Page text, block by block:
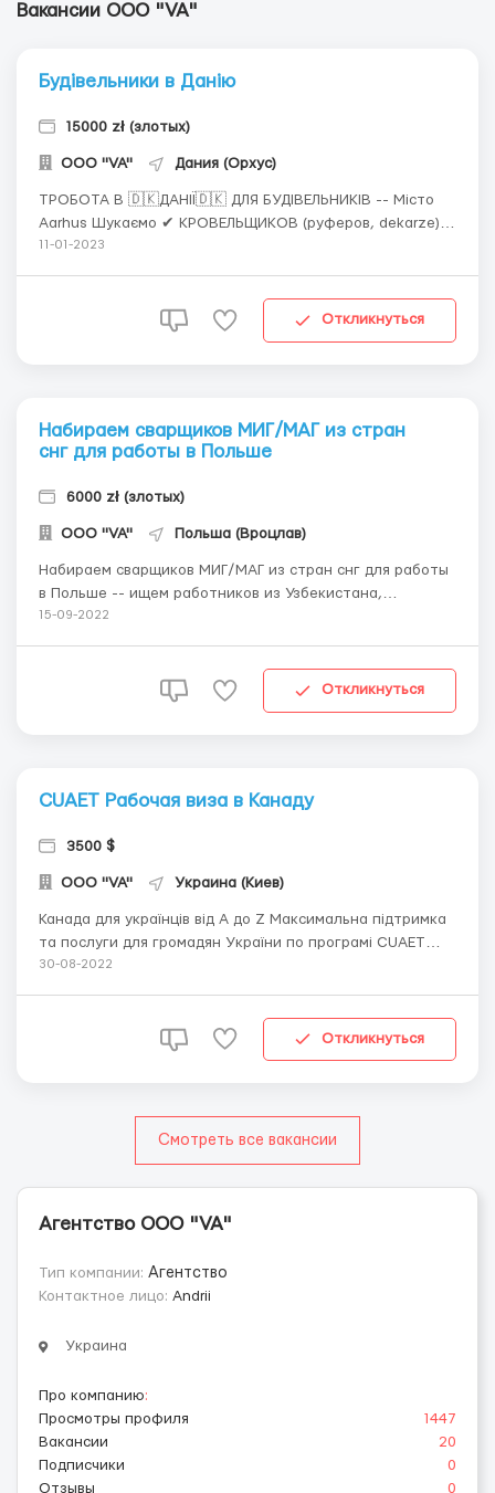
Вакансии ООО "VA"
Будівельники в Данію
15000 zł (злотых)
ООО "VA" Дания (Орхус)
ТРОБОТА В 🇩🇰ДАНІЇ🇩🇰 ДЛЯ БУДІВЕЛЬНИКІВ -- Місто
Aarhus Шукаємо ✔ КРОВЕЛЬЩИКОВ (руферов, dekarze)
✔ КАМЕНЩИК (Murarze -klinkier) ✔ПЛИТОЧНИК
⚡СТАВКА⚡ --на старт 90-120dkk/година (55...
11-01-2023
Откликнуться
Набираем сварщиков МИГ/МАГ из стран
снг для работы в Польше
6000 zł (злотых)
ООО "VA" Польша (Вроцлав)
Набираем сварщиков МИГ/МАГ из стран снг для работы
в Польше -- ищем работников из Узбекистана,
Азербайджана, Таджикистана, Казахстана --
рабочей визы Требования -- сертификат сварщика л...
15-09-2022
Откликнуться
CUAET Рабочая виза в Канаду
3500 $
ООО "VA" Украина (Киев)
Канада для українців від A до Z Максимальна підтримка
та послуги для громадян України по програмі CUAET
НАША КОМПАНИЯ ДОПОГАЄ -- створити особистий
-- інструкції по отриманню...
30-08-2022
Откликнуться
Смотреть все вакансии
Агентство ООО "VA"
Тип компании: Агентство
Контактное лицо: Andrii
Украина
Про компанию:
Просмотры профиля
1447
Вакансии
20
Подписчики
0
Отзывы
0